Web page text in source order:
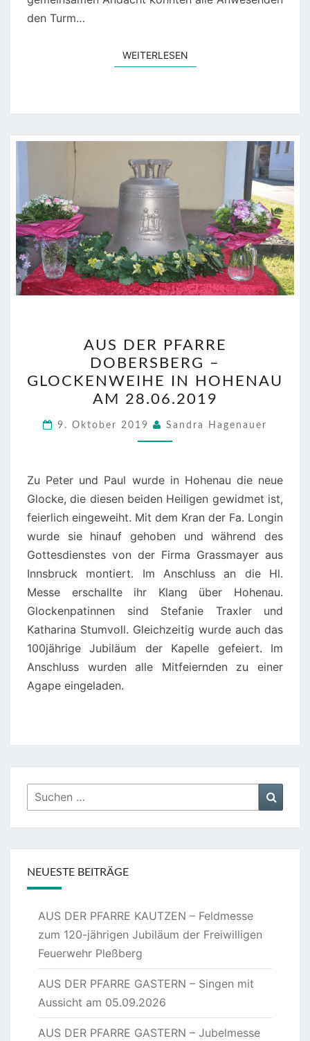
den Turm…
WEITERLESENWEITERLESEN
DER
PFARRE
DOBERSBERG
–
GLOCKENWEIHE
IN
AM
28.06.2019
AUS DER PFARRE
DOBERSBERG –
GLOCKENWEIHE IN HOHENAU
AM 28.06.2019
9. Oktober 2019 Sandra Hagenauer
Zu Peter und Paul wurde in Hohenau die neue
Glocke, die diesen beiden Heiligen gewidmet ist,
feierlich eingeweiht. Mit dem Kran der Fa. Longin
wurde sie hinauf gehoben und während des
Gottesdienstes von der Firma Grassmayer aus
Innsbruck montiert. Im Anschluss an die Hl.
Messe erschallte ihr Klang über Hohenau.
Glockenpatinnen sind Stefanie Traxler und
Katharina Stumvoll. Gleichzeitig wurde auch das
100jährige Jubiläum der Kapelle gefeiert. Im
Anschluss wurden alle Mitfeiernden zu einer
Agape eingeladen.
Suchen
nach:
NEUESTE BEITRÄGE
AUS DER PFARRE KAUTZEN – Feldmesse
zum 120-jährigen Jubiläum der Freiwilligen
Feuerwehr Pleßberg
AUS DER PFARRE GASTERN – Singen mit
Aussicht am 05.09.2026
AUS DER PFARRE GASTERN – Jubelmesse